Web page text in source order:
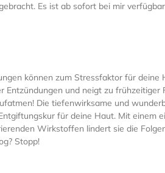
Es ist ab sofort bei mir
können zum Stressfaktor für deine
und neigt zu frühzeitiger
Die tiefenwirksame und
für deine Haut. Mit einem
Wirkstoffen lindert sie die
Stopp!